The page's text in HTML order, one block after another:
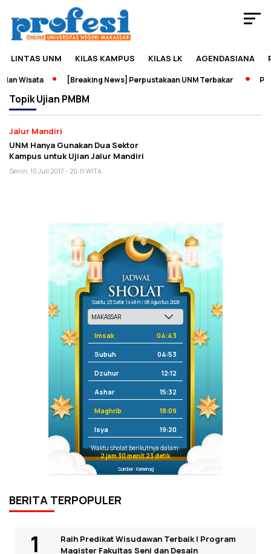
LINTAS UNM KILAS KAMPUS KILAS LK AGENDASIANA
Wisata [Breaking News] Perpustakaan UNM Terbakar
TopikUjian PMBM
Jalur Mandiri
UNM Hanya Gunakan Dua Sektor
Kampus untuk Ujian Jalur Mandiri
Senin, 10 Juli 2017 - 20:11 WITA
Sabtu, 23 Safar 1448 H / 08 Agustus 2026
Imsak 04:43
Subuh 04:53
Dzuhur 12:12
Ashar 15:32
Maghrib 18:09
Isya 19:20
Waktu sholat berikutnya dalam:
2 jam 30 menit 23 detik
Sumber: Kemenag
BERITA TERPOPULER
Raih Predikat Wisudawan Terbaik I Program
Magister Fakultas Seni dan Desain